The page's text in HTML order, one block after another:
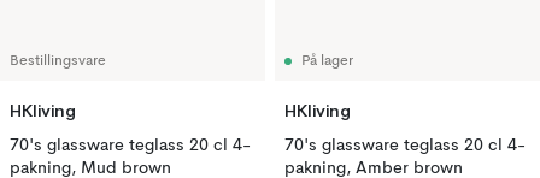
Bestillingsvare
HKliving
70's glassware teglass 20 cl 4-
pakning, Mud brown
På lager
HKliving
70's glassware teglass 20 cl 4-
pakning, Amber brown